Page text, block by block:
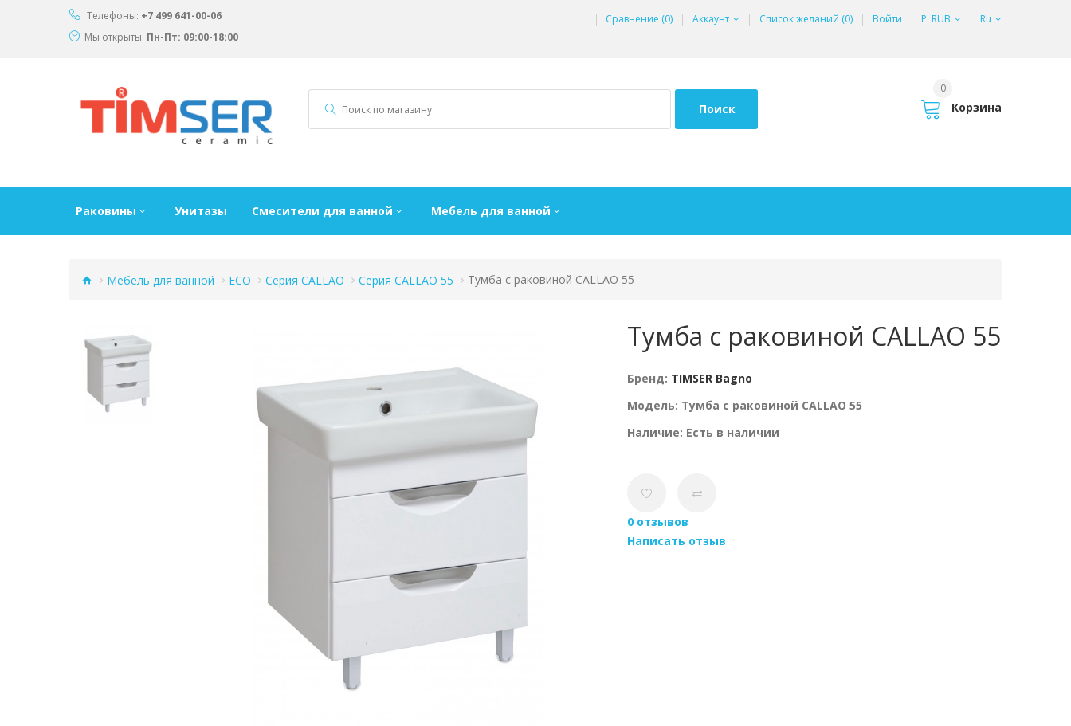
Телефоны: +7 499 641-00-06
Мы открыты: Пн-Пт: 09:00-18:00
Сравнение (0) Аккаунт Список желаний (0) Войти Р. RUB Ru
Поиск Корзина
0
Раковины Унитазы Смесители для ванной Мебель для ванной
Мебель для ванной ECO Серия CALLAO Серия CALLAO 55 Тумба с раковиной CALLAO 55
Тумба с раковиной CALLAO 55
Бренд: TIMSER Bagno
Модель: Тумба с раковиной CALLAO 55
Наличие: Есть в наличии
0 отзывов
Написать отзыв